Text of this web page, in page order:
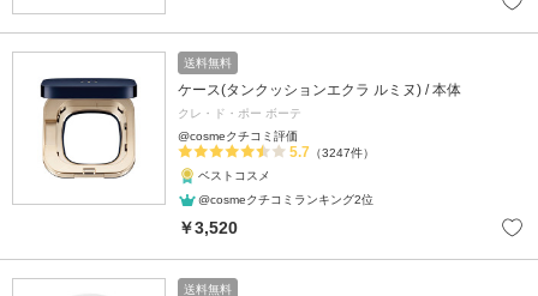
送料無料
ケース(タンクッションエクラ ルミヌ) / 本体
クレ・ド・ポー ボーテ
@cosmeクチコミ評価
5.7 （3247件）
ベストコスメ
@cosmeクチコミランキング2位
￥3,520
送料無料